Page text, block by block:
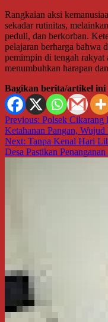
Rangkaian aksi
sekadar rutinitas,
peduli, dan berkorban.
pelajaran berharga bahwa
pemimpin di tengah rakyat
menumbuhkan harapan
Bagikan berita/artikel ini
Navigasi
pos
Previous: Polsek Cikarang
Ketahanan Pangan,
Next: Tanpa Kenal Hari
Desa Pastikan